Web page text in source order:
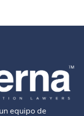
equipo de